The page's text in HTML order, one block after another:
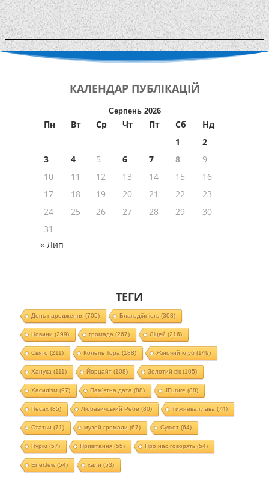
КАЛЕНДАР ПУБЛІКАЦІЙ
Серпень 2026
Пн Вт Ср Чт Пт Сб
Нд
1
2
3
4 5 6 7 8
9
10
11 12 13 14 15
16
17
18 19 20 21 22
23
24
25 26 27 28 29
30
31
« Лип
ТЕГИ
День народження(705) Благодійність(308)
Новини (299) громада (267) Ліцей (216)
Свято (211) Колель Тора (188) Жіночий клуб (149)
Ханука (111) Йорцайт (108) Золотий вік(105)
Хасидізм (97) Пам'ятна дата (88) JFuture (88)
Песах(85) Любавичський Ребе (80) Тижнева глава (74)
Статьи (71) музей громади (67) Суккот (64)
Пурім (57) Привітання(55) Про нас говорять(54)
EnerJew(54) хали (53)